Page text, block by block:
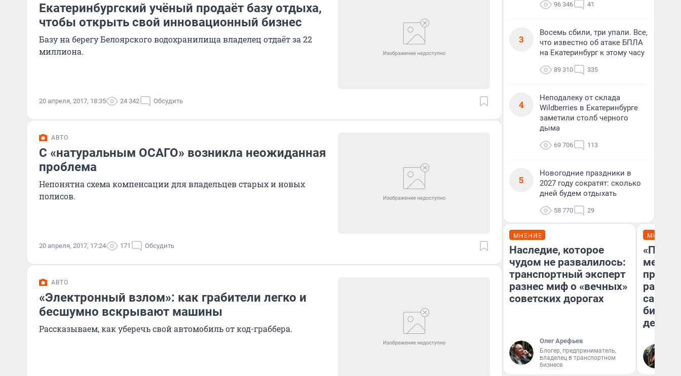
Екатеринбургский учёный продаёт базу отдыха,
чтобы открыть свой инновационный бизнес
Базу на берегу Белоярского водохранилища владелец отдаёт за 22
миллиона.
20 апреля, 2017, 18:35 24 342 Обсудить
АВТО
С «натуральным ОСАГО» возникла неожиданная
проблема
Непонятна схема компенсации для владельцев старых и новых
полисов.
20 апреля, 2017, 17:24 171 Обсудить
АВТО
«Электронный взлом»: как грабители легко и
бесшумно вскрывают машины
Рассказываем, как уберечь свой автомобиль от код-граббера.
96 346 41
3
Восемь сбили, три упали. Все,
что известно об атаке БПЛА
на Екатеринбург к этому часу
89 310 335
4
Неподалеку от склада
Wildberries в Екатеринбурге
заметили столб черного
дыма
69 706 113
5
Новогодние праздники в
2027 году сократят: сколько
дней будем отдыхать
58 770 29
МНЕНИЕ
Наследие, которое
чудом не развалилось:
транспортный эксперт
разнес миф о «вечных»
советских дорогах
Олег Арефьев
Блогер, предприниматель,
владелец в транспортном
бизнесе
МНЕНИЕ
самом